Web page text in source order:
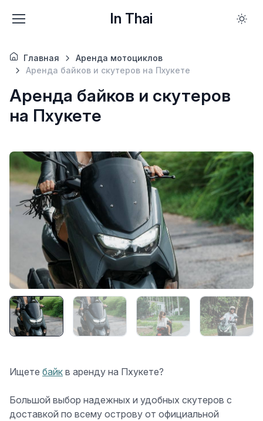
In Thai
Главная
Аренда мотоциклов
Аренда байков и скутеров на Пхукете
Аренда байков и скутеров
на Пхукете
Ищете байк в аренду на Пхукете?
Большой выбор надежных и удобных скутеров с
доставкой по всему острову от официальной